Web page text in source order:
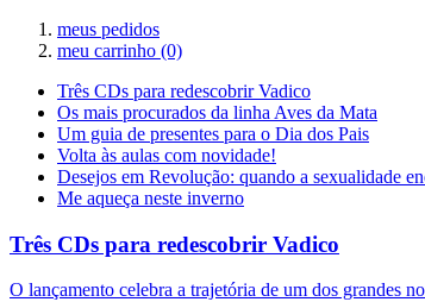
meus pedidos
meu carrinho (0)
Três CDs para redescobrir Vadico
Os mais procurados da linha Aves da Mata
Um guia de presentes para o Dia dos Pais
Volta às aulas com novidade!
Desejos em Revolução: quando a sexualidade
Me aqueça neste inverno
Três CDs para redescobrir Vadico
O lançamento celebra a trajetória de um dos grandes